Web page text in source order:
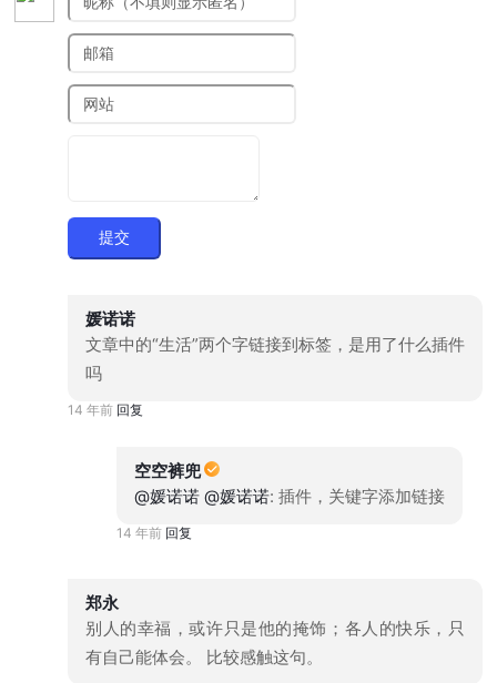
提交
媛诺诺
文章中的“生活”两个字链接到标签，是用了什么插件
吗
14 年前 回复
空空裤兜
@媛诺诺 @媛诺诺: 插件，关键字添加链接
14 年前 回复
郑永
别人的幸福，或许只是他的掩饰；各人的快乐，只
有自己能体会。 比较感触这句。